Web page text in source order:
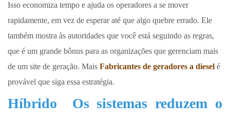
Isso economiza tempo e ajuda os operadores a se mover
rapidamente, em vez de esperar até que algo quebre errado. Ele
também mostra às autoridades que você está seguindo as regras,
que é um grande bônus para as organizações que gerenciam mais
de um site de geração. Mais Fabricantes de geradores a diesel é
provável que siga essa estratégia.
Híbrido
Os sistemas reduzem o